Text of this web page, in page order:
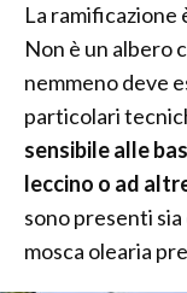
La ramificazione
Non è un albero
nemmeno deve
particolari
sensibile alle
leccino o ad
sono presenti
mosca olearia